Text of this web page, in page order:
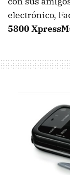
electrónico,
5800